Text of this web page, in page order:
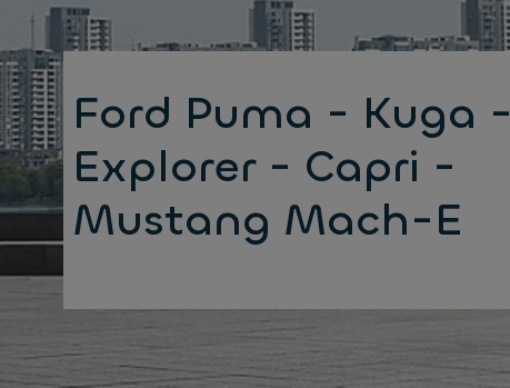
Ford Puma - Kuga -
Explorer - Capri -
Mustang Mach-E